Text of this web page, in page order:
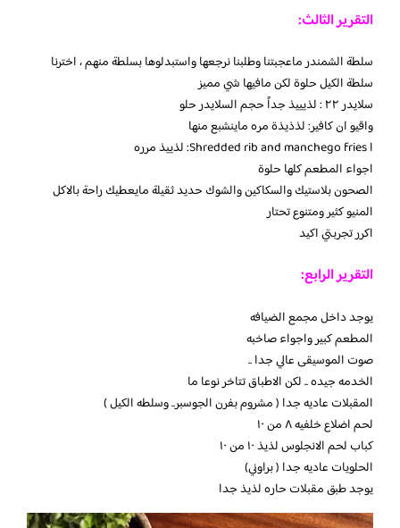
التقرير الثالث:
سلطة الشمندر ماعجبتنا وطلبنا نرجعها واستبدلوها بسلطة منهم ، اخترنا
سلطة الكيل حلوة لكن مافيها شي مميز
سلايدر ٢٢ : لذيييذ جداً حجم السلايدر حلو
واقيو ان كافير: لذذيذة مره ماينشبع منها
ا Shredded rib and manchego fries: لذييذ مرره
اجواء المطعم كلها حلوة
الصحون بلاستيك والسكاكين والشوك حديد ثقيلة مايعطيك راحة بالاكل
المنيو كثير ومتنوع تحتار
اكرر تجربتي اكيد
التقرير الرابع:
يوجد داخل مجمع الضيافه
المطعم كبير واجواء صاخبه
صوت الموسيقى عالي جدا ..
الخدمه جيده .. لكن الاطباق تتاخر نوعا ما
المقبلات عاديه جدا ( مشروم بفرن الجوسبر.. وسلطه الكيل )
لحم اضلاع خلفيه ٨ من ١٠
كباب لحم الانجلوس لذيذ ١٠ من ١٠
الحلويات عاديه جدا ( براوني)
يوجد طبق مقبلات حاره لذيذ جدا